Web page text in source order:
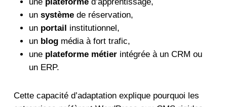
un systèmede réservation,
un portail institutionnel,
un blogmédia à fort trafic,
une plateforme métierintégrée à un CRM ou
un ERP.
Cette capacité d’adaptation explique pourquoi les